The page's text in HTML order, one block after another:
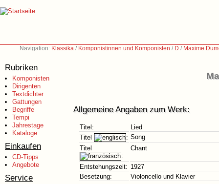
Navigation: Klassika / Komponistinnen und Komponisten / D / Maxime
Rubriken
Komponisten
Dirigenten
Textdichter
Gattungen
Begriffe
Tempi
Jahrestage
Kataloge
Einkaufen
CD-Tipps
Angebote
Service
Allgemeine Angaben zum Werk:
Titel:
Lied
Titel
: Song
Titel
:
Chant
Entstehungszeit: 1927
Besetzung:
Violoncello und Klavier